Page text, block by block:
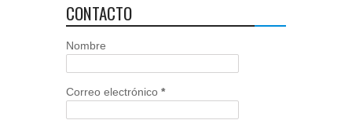
CONTACTO
Nombre
Correo electrónico *